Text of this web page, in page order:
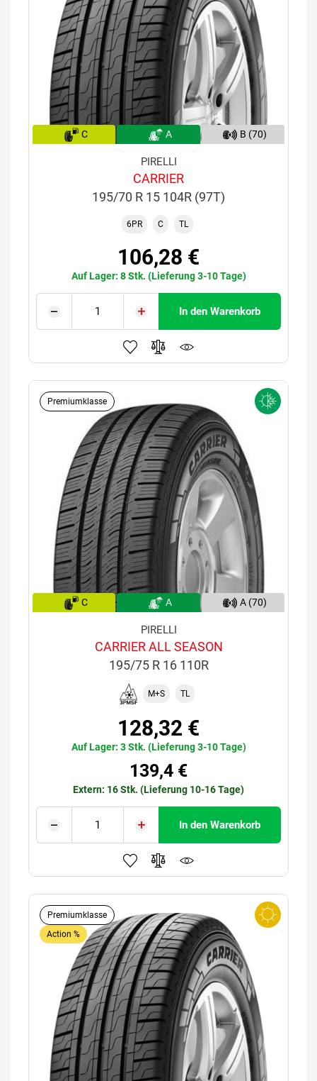
C A B (70)
PIRELLI
CARRIER
195/70 R 15 104R (97T)
6PR C TL
106,28 €
Auf Lager: 8 Stk. (Lieferung 3-10 Tage)
In den Warenkorb
Premiumklasse
C A A (70)
PIRELLI
CARRIER ALL SEASON
195/75 R 16 110R
M+S TL
128,32 €
Auf Lager: 3 Stk. (Lieferung 3-10 Tage)
139,4 €
Extern: 16 Stk. (Lieferung 10-16 Tage)
In den Warenkorb
Premiumklasse
Action %